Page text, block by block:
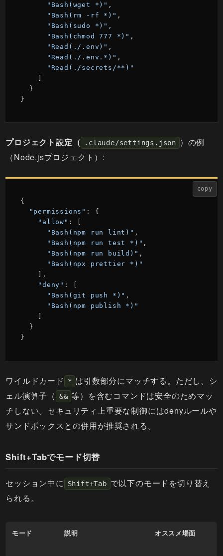
"Bash(wget *)" ,
"Bash(rm -rf *)" ,
"Bash(sudo *)" ,
"Bash(chmod 777 *)" ,
"Read(./.env)" ,
"Read(./.env.*)" ,
"Read(./secrets/**)"
    ]
  }
}
プロジェクト設定（ .claude/settings.json
）の例
（Node.jsプロジェクト）:
copy
{
"permissions" : {
"allow" : [
"Bash(npm run lint)" ,
"Bash(npm run test *)" ,
"Bash(npm run build)" ,
"Bash(npx prettier *)"
    ],
"deny" : [
"Bash(git push *)" ,
"Bash(npm publish *)"
  }
}
ワイルドカード * は引数部分にマッチする。ただし、シ
ェル演算子（
&& 等）を含むコマンドは安全のためマッ
チしない。セキュリティ上重要な制御にはdenyルールや
サンドボックスとの併用が推奨される。
Shift+Tabでモード切替
セッション中に Shift+Tab で以下のモードを切り替え
られる。
モード 説明 オススメ場面